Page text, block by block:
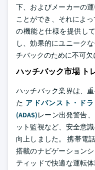
下、およびメーカーの
ことができ、それによ
の機能と仕様を提供し
し、効果的にユニーク
チバックのために不可欠
ハッチバック市場 ト
ハッチバック業界は、
た アドバンスト・ド
(ADAS)レーン出発警告
ット監視など、安全意
向上しました。 携帯電
搭載のナビゲーション
ティッドで快適な運転